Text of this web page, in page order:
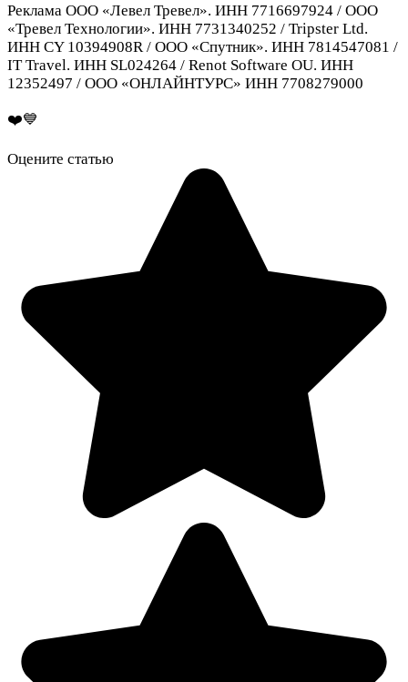
Реклама ООО «Левел Тревел». ИНН 7716697924 / ООО
«Тревел Технологии». ИНН 7731340252 / Tripster Ltd.
ИНН CY 10394908R / ООО «Спутник». ИНН 7814547081 /
IT Travel. ИНН SL024264 / Renot Software OU. ИНН
12352497 / ООО «ОНЛАЙНТУРС» ИНН 7708279000
❤️💙
Оцените статью